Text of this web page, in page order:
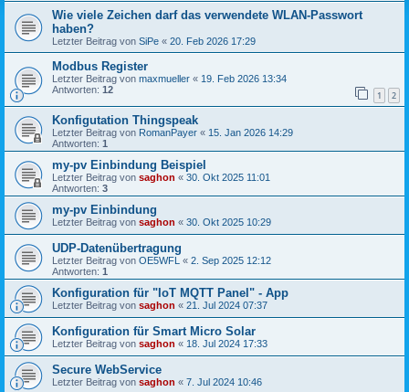
Wie viele Zeichen darf das verwendete WLAN-Passwort
haben?
Letzter Beitrag von SiPe « 20. Feb 2026 17:29
Modbus Register
Letzter Beitrag von maxmueller « 19. Feb 2026 13:34
Antworten: 12 1 2
Konfigutation Thingspeak
Letzter Beitrag von RomanPayer « 15. Jan 2026 14:29
Antworten: 1
my-pv Einbindung Beispiel
Letzter Beitrag von saghon « 30. Okt 2025 11:01
Antworten: 3
my-pv Einbindung
Letzter Beitrag von saghon « 30. Okt 2025 10:29
UDP-Datenübertragung
Letzter Beitrag von OE5WFL « 2. Sep 2025 12:12
Antworten: 1
Konfiguration für "IoT MQTT Panel" - App
Letzter Beitrag von saghon « 21. Jul 2024 07:37
Konfiguration für Smart Micro Solar
Letzter Beitrag von saghon « 18. Jul 2024 17:33
Secure WebService
Letzter Beitrag von saghon « 7. Jul 2024 10:46